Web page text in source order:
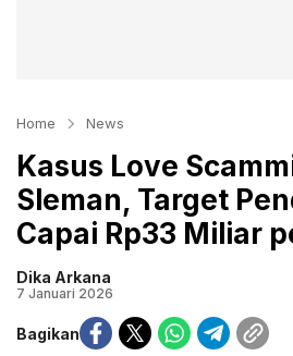
Home News
Kasus Love
Sleman, Target
Capai Rp33 Miliar
Dika Arkana
7 Januari 2026
Bagikan